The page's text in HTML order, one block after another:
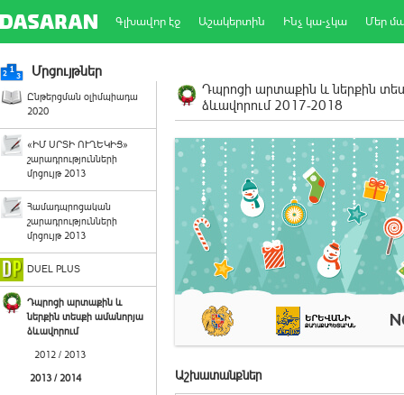
Գլխավոր էջ Աշակերտին Ինչ կա-չկա Մեր
Մրցույթներ
Ընթերցման օլիմպիադա
2020
«ԻՄ ՍՐՏԻ ՈՒՂԵԿԻՑ»
շարադրությունների
մրցույթ 2013
Համադպրոցական
շարադրությունների
մրցույթ 2013
DUEL PLUS
Դպրոցի արտաքին և
ներքին տեսքի ամանորյա
ձևավորում
2012 / 2013
2013 / 2014
Դպրոցի արտաքին և ներքին
ձևավորում 2017-2018
Աշխատանքներ